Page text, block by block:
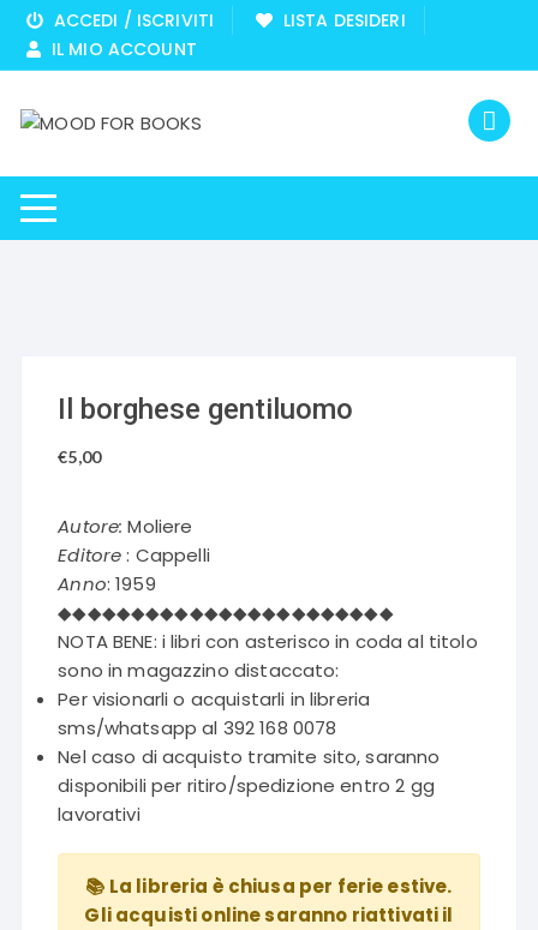
Vai
contenuto
ACCEDI / ISCRIVITI
LISTA DESIDERI
IL MIO ACCOUNT
Il borghese gentiluomo
€5,00
Autore: Moliere
Editore: Cappelli
Anno: 1959
◆◆◆◆◆◆◆◆◆◆◆◆◆◆◆◆◆◆◆◆◆◆◆
NOTA BENE: i libri con asterisco in coda al titolo
sono in magazzino distaccato:
Per visionarli o acquistarli in libreria
sms/whatsapp al 392 168 0078
Nel caso di acquisto tramite sito, saranno
disponibili per ritiro/spedizione entro 2 gg
lavorativi
📚 La libreria è chiusa per ferie estive.
Gli acquisti online saranno riattivati il